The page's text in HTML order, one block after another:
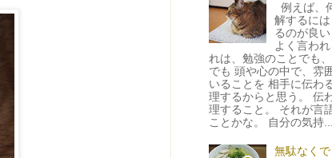
例えば、
解するには
るのが良
よく言わ
れは、勉強のことでも
でも 頭や心の中で、雰
いることを 相手に伝わ
理するからと思う。 伝
理すること。 それが言
ことかな。 自分の気持...
無駄なく